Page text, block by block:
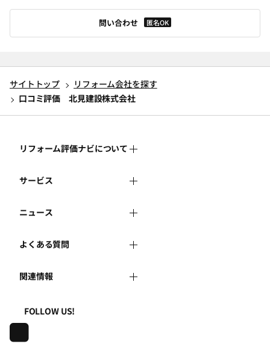
問い合わせ 匿名OK
サイトトップ
リフォーム会社を探す
口コミ評価 北見建設株式会社
リフォーム評価ナビについて
リフォーム評価ナビとは
運営体制
はじめての方へ
事務局へのお問い合せ
地域の相談窓口のみなさまへ
サービス
リフォーム会社を探す
リフォーム事例を見る
リフォームを相談する
リフォームを学ぶ
ニュース
新着情報
講習会・セミナー
連携機関・企業・団体トピックス
よくある質問
よくある質問
利用規約
関連情報
一般財団法人住まいづくりナビセンター
FOLLOW US!